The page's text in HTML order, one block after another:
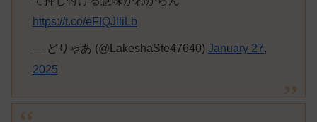
https://t.co/eFIQJlliLb
— どりゃあ (@LakeshaSte47640) January 27,
2025